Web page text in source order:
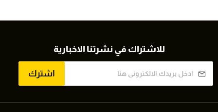
للاشتراك في نشرتنا الاخبارية
اشترك